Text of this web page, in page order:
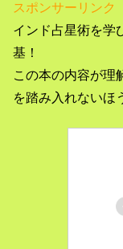
スポンサーリンク
インド占星術を学
基！
この本の内容が理
を踏み入れないほ